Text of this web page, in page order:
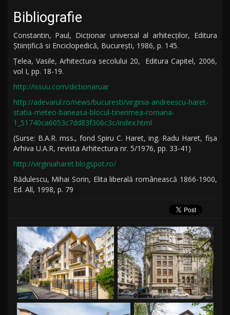
Bibliografie
Constantin, Paul, Dicţionar universal al arhitecţilor, Editura
Ştiinţifică si Enciclopedică, Bucureşti, 1986, p. 145.
Ţelea, Vasile, Arhitectura secolului 20, Editura Capitel, 2006,
vol I, pp. 18-19.
http://issuu.com/dictionaruar
http://adevarul.ro/news/bucuresti/virginia-andreescu-haret-
statia-meteo-baneasa-blocul-tinerimea-romana-
1_51740ca6053c7dd83f306c3c/index.html
(Surse: B.A.R. mss., fond Spiru C. Haret, ing. Radu Haret, fişa
Arhiva U.A.R, revista Arhitectura nr. 5/1976, pp. 33-41)
http://virginiaharet.blogspot.ro/
Rădulescu, Mihai Sorin, Elita liberală românească 1866-1900,
Ed. All, 1998, p. 79